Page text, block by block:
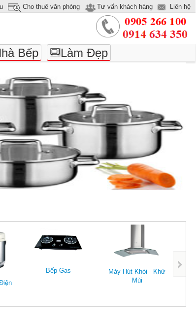
Liên hệ
Cho thuê văn phòng Tư vấn khách hàng
Bếp Làm Đẹp
Bếp Gas
Máy Hút Khói - Khử
Mùi